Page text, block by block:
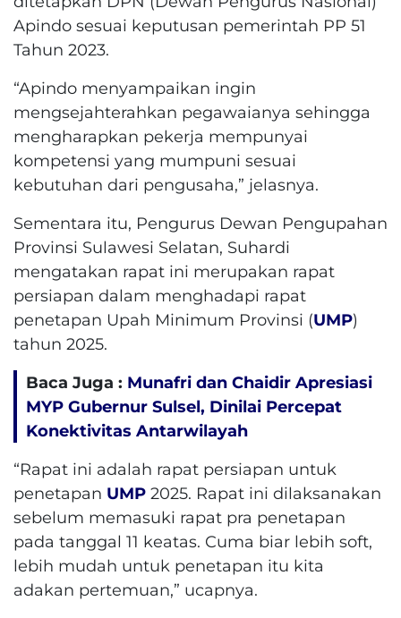
Apindo sesuai keputusan pemerintah PP 51
Tahun 2023.
“Apindo menyampaikan ingin
mengsejahterahkan pegawaianya sehingga
mengharapkan pekerja mempunyai
kompetensi yang mumpuni sesuai
kebutuhan dari pengusaha,” jelasnya.
Sementara itu, Pengurus Dewan Pengupahan
Provinsi Sulawesi Selatan, Suhardi
mengatakan rapat ini merupakan rapat
persiapan dalam menghadapi rapat
penetapan Upah Minimum Provinsi (UMP)
tahun 2025.
Baca Juga : Munafri dan Chaidir Apresiasi
MYP Gubernur Sulsel, Dinilai Percepat
Konektivitas Antarwilayah
“Rapat ini adalah rapat persiapan untuk
penetapan UMP 2025. Rapat ini dilaksanakan
sebelum memasuki rapat pra penetapan
pada tanggal 11 keatas. Cuma biar lebih soft,
lebih mudah untuk penetapan itu kita
adakan pertemuan,” ucapnya.